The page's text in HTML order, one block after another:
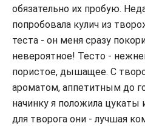
обязательно их пробую.
попробовала кулич из
теста - он меня сразу
невероятное! Тесто -
пористое, дышащее. С
ароматом, аппетитным до
начинку я положила цукаты
для творога они - лучшая